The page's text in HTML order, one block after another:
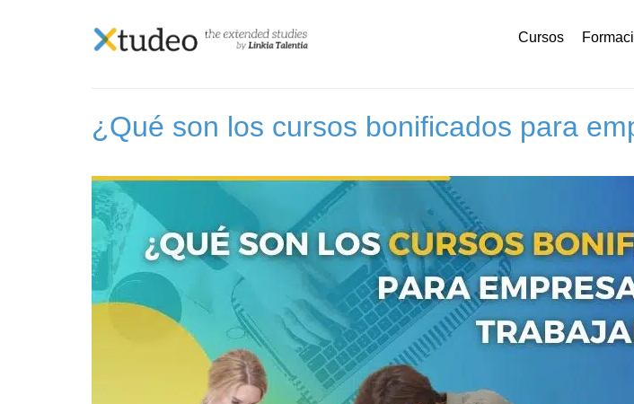
Cursos
Etiqueta:cursos bonificados
¿Qué son los cursos bonificados para